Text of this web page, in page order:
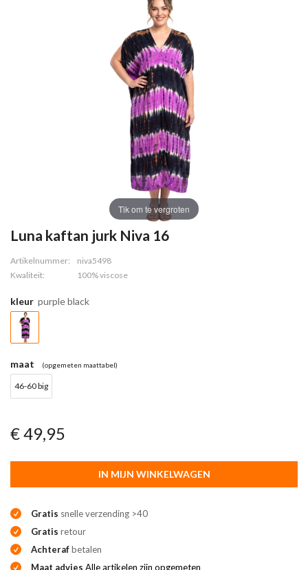
Tik om te vergroten
Luna kaftan jurk Niva 16
Artikelnummer:
niva5498
Kwaliteit:
100% viscose
kleur purple black
maat (opgemeten maattabel)
46-60 big
€ 49,95
IN MIJN WINKELWAGEN
Gratis snelle verzending >40
Gratis retour
Achterafbetalen
Maat advies Alle artikelen zijn opgemeten